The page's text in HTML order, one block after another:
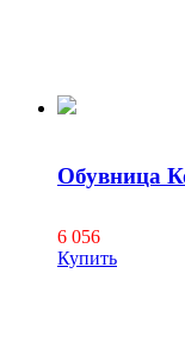
Обувница
6 056
Купить